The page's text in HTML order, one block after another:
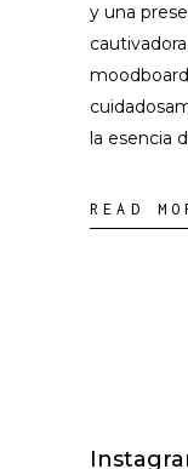
y una
la esencia
READ